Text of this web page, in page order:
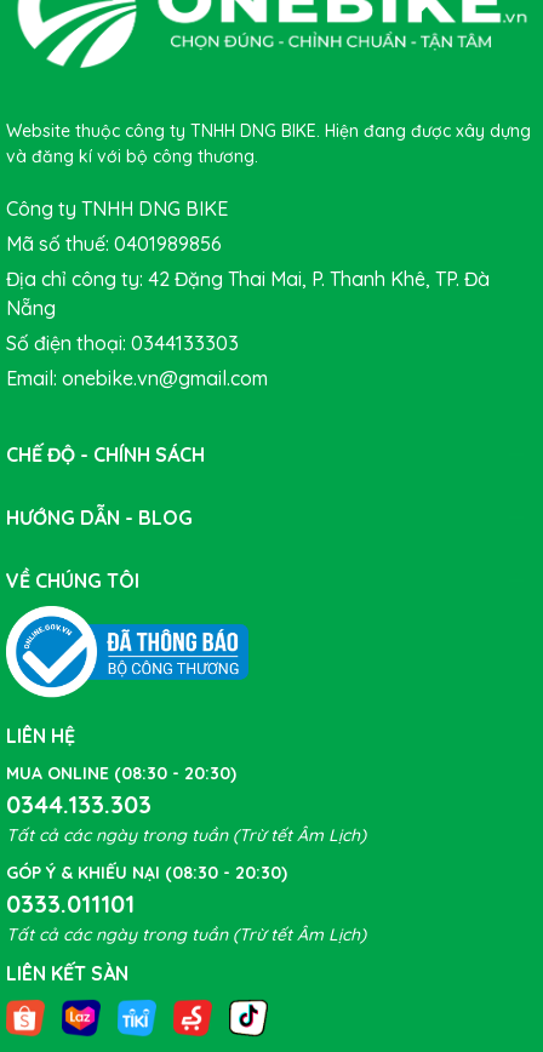
Website thuộc công ty TNHH DNG BIKE. Hiện đang được xây dựng
và đăng kí với bộ công thương.
Công ty TNHH DNG BIKE
Mã số thuế: 0401989856
Địa chỉ công ty: 42 Đặng Thai Mai, P. Thanh Khê, TP. Đà
Nẵng
Số điện thoại: 0344133303
Email: onebike.vn@gmail.com
CHẾ ĐỘ - CHÍNH SÁCH
HƯỚNG DẪN - BLOG
VỀ CHÚNG TÔI
LIÊN HỆ
MUA ONLINE (08:30 - 20:30)
0344.133.303
Tất cả các ngày trong tuần (Trừ tết Âm Lịch)
GÓP Ý & KHIẾU NẠI (08:30 - 20:30)
0333.011101
Tất cả các ngày trong tuần (Trừ tết Âm Lịch)
LIÊN KẾT SÀN